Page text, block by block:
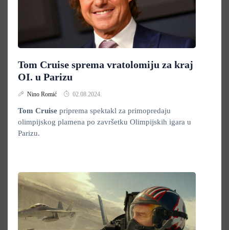
Tom Cruise sprema vratolomiju za kraj
OI. u Parizu
Nino Romić 02.08.2024.
Tom Cruise priprema spektakl za primopredaju
olimpijskog plamena po završetku Olimpijskih igara u
Parizu.